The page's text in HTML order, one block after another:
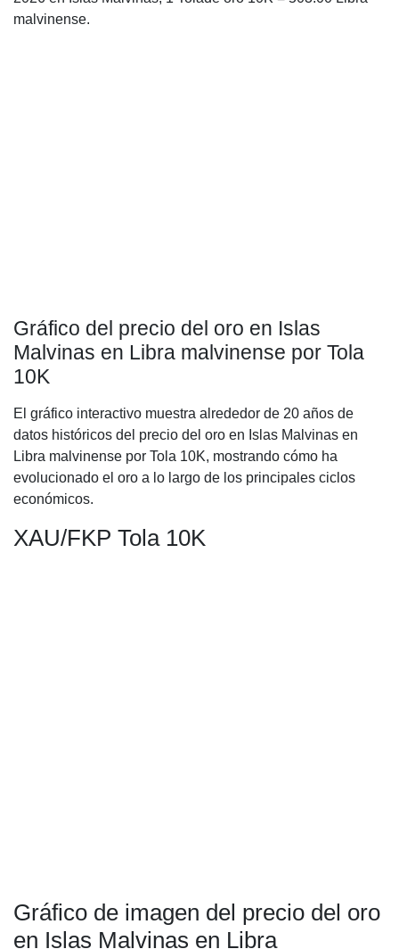
malvinense.
Gráfico del precio del oro en Islas
Malvinas en Libra malvinense por Tola
10K
El gráfico interactivo muestra alrededor de 20 años de
datos históricos del precio del oro en Islas Malvinas en
Libra malvinense por Tola 10K, mostrando cómo ha
evolucionado el oro a lo largo de los principales ciclos
económicos.
XAU/FKP Tola 10K
Gráfico de imagen del precio del oro
en Islas Malvinas en Libra